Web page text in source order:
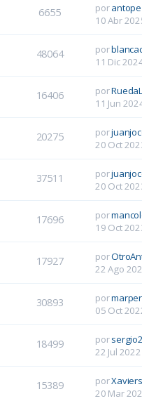
6655 porantope
10 Abr
48064 por
11 Dic
16406 por
11 Jun
20275 por
20 Oct
37511 por
20 Oct
17696 por
19 Oct
17927 por
22 Ago
30893 por
05 Oct
18499 por
22 Jul 2022
15389 por
20 Mar